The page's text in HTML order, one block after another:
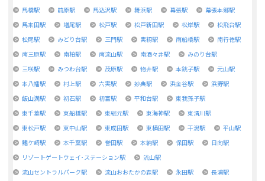
馬橋駅
前原駅 馬込沢駅 舞浜駅 幕張駅
幕張本郷駅
馬来田駅
増尾駅 松戸駅 松戸新田駅 松岸駅
松飛台駅
松尾駅
みどり台駅 三門駅 実籾駅 南船橋駅
南行徳駅
南三原駅
南柏駅 南流山駅 南酒々井駅
みのり台駅
三咲駅
みつわ台駅 茂原駅 物井駅 本銚子駅
元山駅
本八幡駅
村上駅 六実駅 妙典駅 浜金谷駅
浜野駅
飯山満駅
初石駅 初富駅 平和台駅
東我孫子駅
東千葉駅
東船橋駅 東総元駅 東海神駅
東清川駅
東松戸駅
東中山駅 東成田駅 東横田駅 干潟駅
平山駅
鰭ケ崎駅
本千葉駅 誉田駅 本納駅 保田駅
日向駅
リゾートゲートウェイ･ステーション駅
流山駅
流山セントラルパーク駅
流山おおたかの森駅 永田駅
長浦駅